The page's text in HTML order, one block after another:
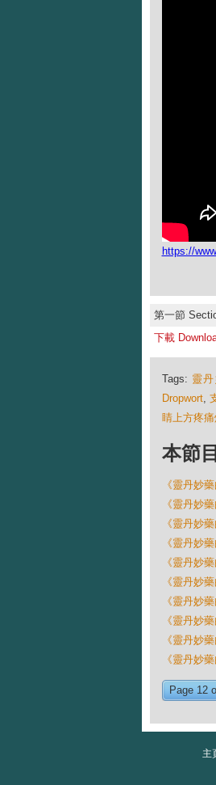
https://
第一節
下載
Tags: 靈
Dropwort,
睛上方疼
本節
《靈丹妙
《靈丹妙
《靈丹妙
《靈丹妙
《靈丹妙
《靈丹妙
《靈丹妙
《靈丹妙
《靈丹妙
《靈丹妙
Page 12
主